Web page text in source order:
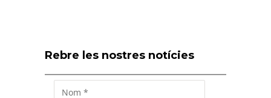
Rebre les nostres notícies